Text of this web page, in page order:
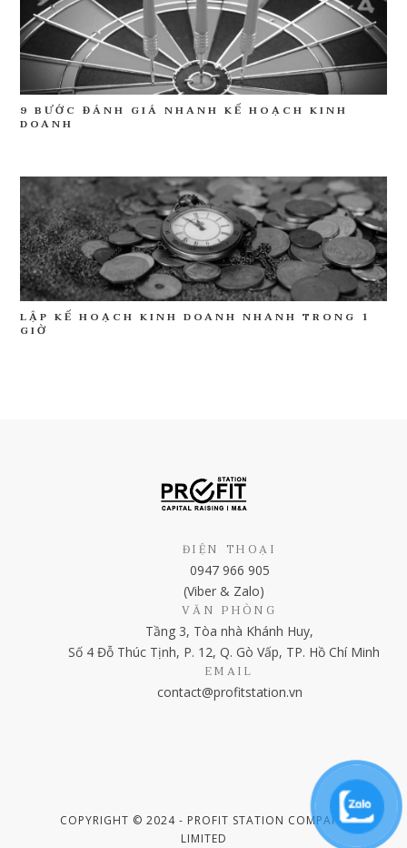
9 BƯỚC ĐÁNH GIÁ NHANH KẾ HOẠCH KINH
DOANH
LẬP KẾ HOẠCH KINH DOANH NHANH TRONG 1
GIỜ
ĐIỆN THOẠI
0947 966 905
(Viber & Zalo)
VĂN PHÒNG
Tầng 3, Tòa nhà Khánh Huy,
Số 4 Đỗ Thúc Tịnh, P. 12, Q. Gò Vấp, TP. Hồ Chí Minh
EMAIL
contact@profitstation.vn
COPYRIGHT © 2024 - PROFIT STATION COMPANY
LIMITED